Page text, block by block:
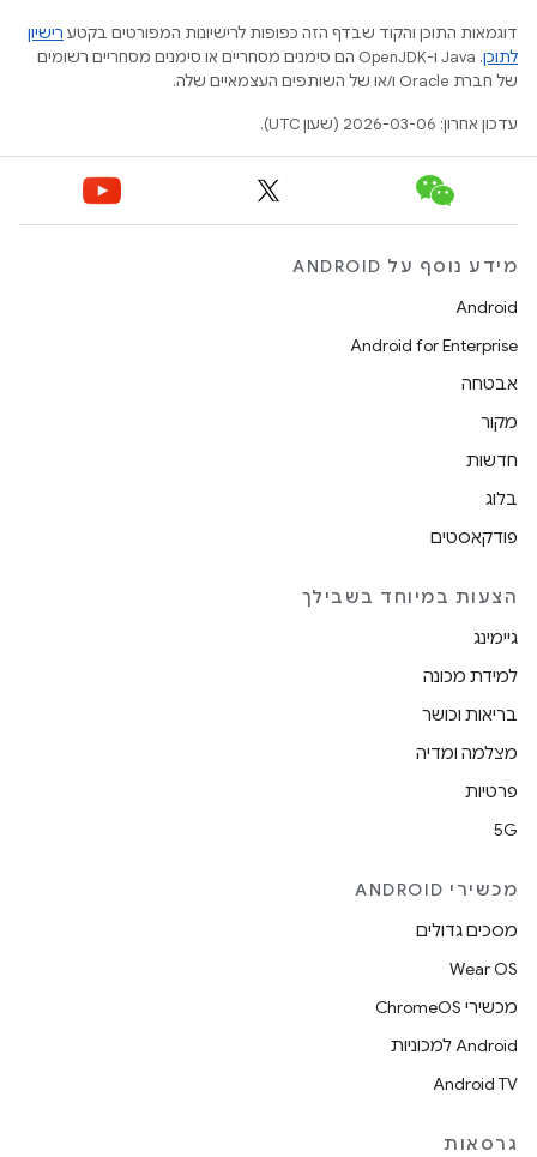
דוגמאות התוכן והקוד שבדף הזה כפופות לרישיונות המפורטים בקטע רישיון
לתוכן
.‏ Java ו-OpenJDK הם סימנים מסחריים או סימנים מסחריים רשומים
של חברת Oracle ו/או של השותפים העצמאיים שלה.
עדכון אחרון: 2026-03-06 (שעון UTC).
מידע נוסף על ANDROID
Android
Android for Enterprise
אבטחה
מקור
חדשות
בלוג
פודקאסטים
הצעות במיוחד בשבילך
גיימינג
למידת מכונה
בריאות וכושר
מצלמה ומדיה
פרטיות
5G
מכשירי ANDROID
מסכים גדולים
Wear OS
מכשירי ChromeOS
Android למכוניות
Android TV
גרסאות